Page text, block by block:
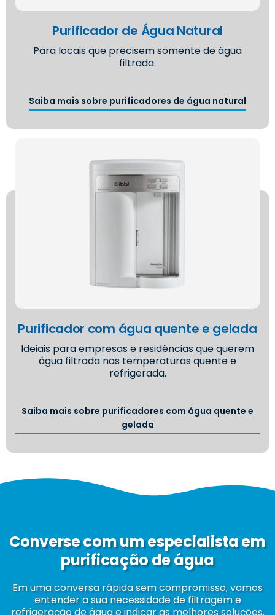
Purificador de Água Natural
Para locais que precisem somente de água
filtrada.
Saiba mais sobre purificadores de água natural
Purificador com água quente e gelada
Ideiais para empresas e residências que querem
água filtrada nas temperaturas quente e
refrigerada.
Saiba mais sobre purificadores com água quente e
gelada
Converse com um especialista em
purificação de água
Em uma conversa rápida sem compromisso, vamos
entender a sua necessidade de filtragem e